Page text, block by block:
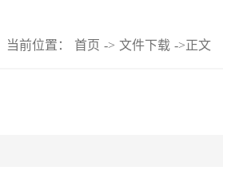
当前位置： 首页 -> 文件下载 ->正文